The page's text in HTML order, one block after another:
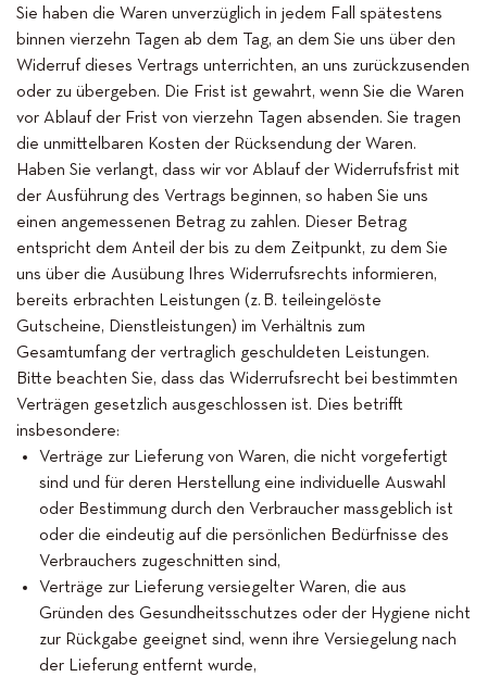
Sie haben die Waren unverzüglich in jedem Fall spätestens
binnen vierzehn Tagen ab dem Tag, an dem Sie uns über den
Widerruf dieses Vertrags unterrichten, an uns zurückzusenden
oder zu übergeben. Die Frist ist gewahrt, wenn Sie die Waren
vor Ablauf der Frist von vierzehn Tagen absenden. Sie tragen
die unmittelbaren Kosten der Rücksendung der Waren.
Haben Sie verlangt, dass wir vor Ablauf der Widerrufsfrist mit
der Ausführung des Vertrags beginnen, so haben Sie uns
einen angemessenen Betrag zu zahlen. Dieser Betrag
entspricht dem Anteil der bis zu dem Zeitpunkt, zu dem Sie
uns über die Ausübung Ihres Widerrufsrechts informieren,
bereits erbrachten Leistungen (z. B. teileingelöste
Gutscheine, Dienstleistungen) im Verhältnis zum
Gesamtumfang der vertraglich geschuldeten Leistungen.
Bitte beachten Sie, dass das Widerrufsrecht bei bestimmten
Verträgen gesetzlich ausgeschlossen ist. Dies betrifft
insbesondere:
Verträge zur Lieferung von Waren, die nicht vorgefertigt
sind und für deren Herstellung eine individuelle Auswahl
oder Bestimmung durch den Verbraucher massgeblich ist
oder die eindeutig auf die persönlichen Bedürfnisse des
Verbrauchers zugeschnitten sind,
Verträge zur Lieferung versiegelter Waren, die aus
Gründen des Gesundheitsschutzes oder der Hygiene nicht
zur Rückgabe geeignet sind, wenn ihre Versiegelung nach
der Lieferung entfernt wurde,